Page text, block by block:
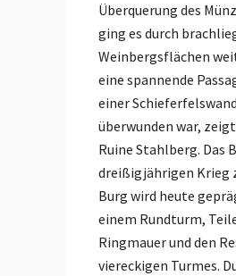
Überquerung des
ging es durch
Weinbergsflächen
eine spannende
einer Schieferfelswand
überwunden war,
Ruine Stahlberg. Das
dreißigjährigen Krieg
Burg wird heute
einem Rundturm,
Ringmauer und den
viereckigen Turmes.